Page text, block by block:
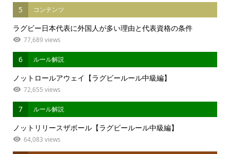
5 コンテンツ
ラグビー日本代表に外国人が多い理由と代表資格の条件
77,689 views
6 ルール解説
ノットロールアウェイ【ラグビールール中級編】
72,655 views
7 ルール解説
ノットリリースザボール【ラグビールール中級編】
64,083 views